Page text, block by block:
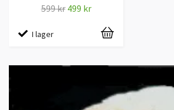
599 kr 499 kr
I lager